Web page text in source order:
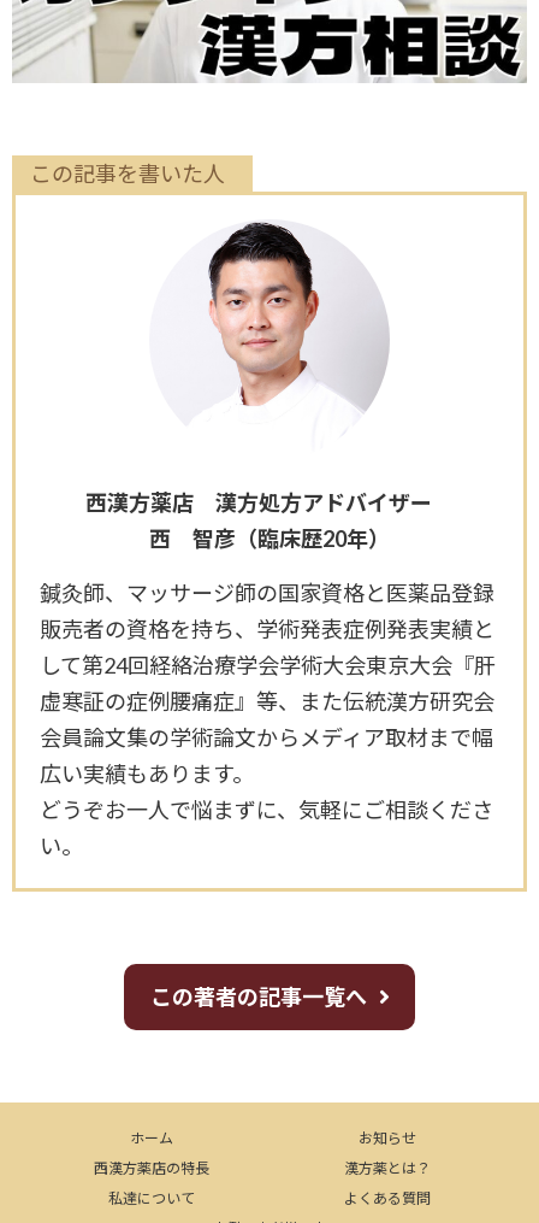
この記事を書いた人
西漢方薬店 漢方処方アドバイザー
西 智彦（臨床歴20年）
鍼灸師、マッサージ師の国家資格と医薬品登録
販売者の資格を持ち、学術発表症例発表実績と
して第24回経絡治療学会学術大会東京大会『肝
虚寒証の症例腰痛症』等、また伝統漢方研究会
会員論文集の学術論文からメディア取材まで幅
広い実績もあります。
どうぞお一人で悩まずに、気軽にご相談くださ
い。
この著者の記事一覧へ
ホーム
お知らせ
西漢方薬店の特長
漢方薬とは？
私達について
よくある質問